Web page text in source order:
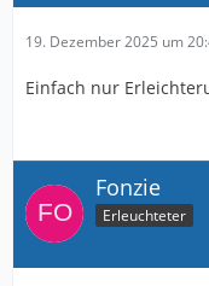
19. Dezember 2025 um
Einfach nur
Fonzie
Erleuchteter